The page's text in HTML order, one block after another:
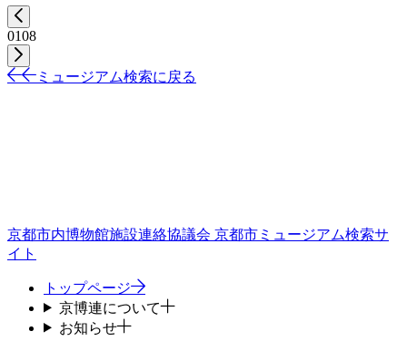
0108
ミュージアム検索に戻る
京都市内博物館施設連絡協議会 京都市ミュージアム検索サ
イト
トップページ
京博連について
お知らせ